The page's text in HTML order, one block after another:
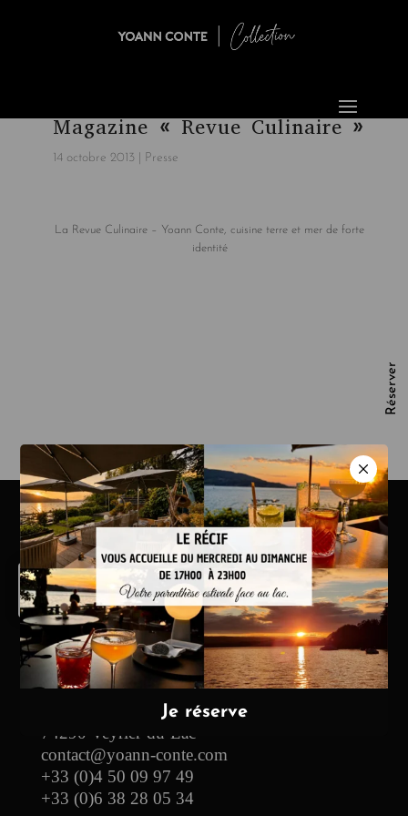
Magazine « Revue Culinaire »
14 octobre 2013 Presse
La Revue Culinaire – Yoann Conte, cuisine terre et mer de forte
identité
Publish at Calameo
Hôtel & Restaurant
13, vieille route des Pensières
74290 Veyrier-du-Lac
contact@yoann-conte.com
+33 (0)4 50 09 97 49
+33 (0)6 38 28 05 34
Réserver